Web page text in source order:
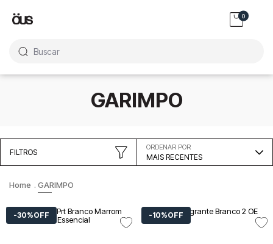
0
GARIMPO
FILTROS
ORDENAR POR
MAIS RECENTES
GARIMPO
30%OFF 10%OFF